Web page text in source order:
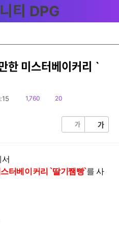
한 미스터베이커리 `
읽
1,760
댓
20
가 가
터베이커리 `딸기쨈빵`를 사